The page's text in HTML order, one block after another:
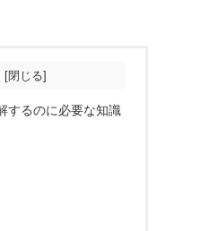
するのに必要な知識